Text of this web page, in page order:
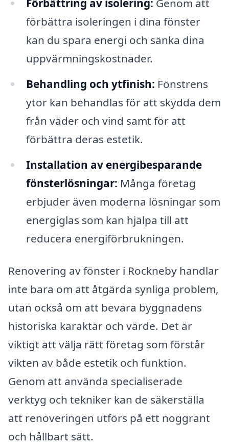
Förbättring av isolering: Genom att
förbättra isoleringen i dina fönster
kan du spara energi och sänka dina
uppvärmningskostnader.
Behandling och ytfinish: Fönstrens
ytor kan behandlas för att skydda dem
från väder och vind samt för att
förbättra deras estetik.
Installation av energibesparande
fönsterlösningar: Många företag
erbjuder även moderna lösningar som
energiglas som kan hjälpa till att
reducera energiförbrukningen.
Renovering av fönster i Rockneby handlar
inte bara om att åtgärda synliga problem,
utan också om att bevara byggnadens
historiska karaktär och värde. Det är
viktigt att välja rätt företag som förstår
vikten av både estetik och funktion.
Genom att använda specialiserade
verktyg och tekniker kan de säkerställa
att renoveringen utförs på ett noggrant
och hållbart sätt.